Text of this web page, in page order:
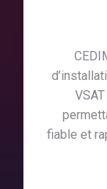
fiable et